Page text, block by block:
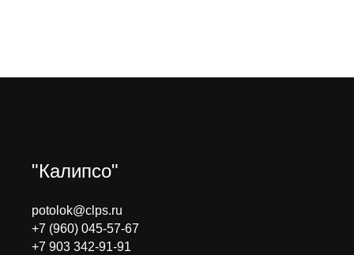
"Калипсо"
potolok@clps.ru
+7 (960) 045-57-67
+7 903 342-91-91